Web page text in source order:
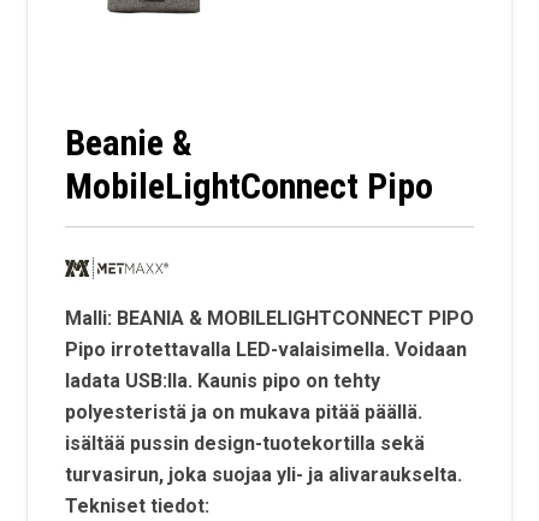
Beanie &
MobileLightConnect Pipo
Malli: BEANIA & MOBILELIGHTCONNECT PIPO
Pipo irrotettavalla LED-valaisimella. Voidaan
ladata USB:lla. Kaunis pipo on tehty
polyesteristä ja on mukava pitää päällä.
isältää pussin design-tuotekortilla sekä
turvasirun, joka suojaa yli- ja alivaraukselta.
Tekniset tiedot: